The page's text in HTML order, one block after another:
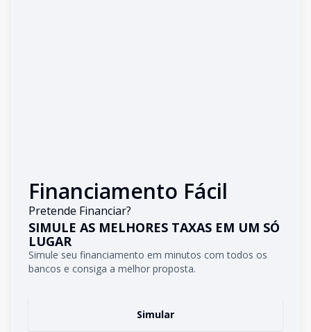
Financiamento Fácil
Pretende Financiar?
SIMULE AS MELHORES TAXAS EM UM SÓ
LUGAR
Simule seu financiamento em minutos com todos os
bancos e consiga a melhor proposta.
Simular